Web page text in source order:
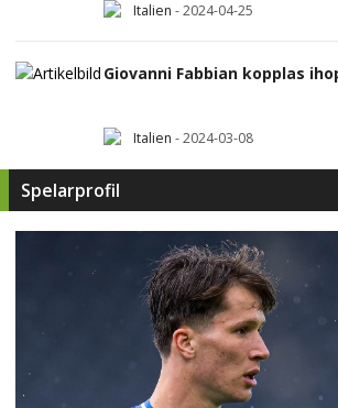
Italien -2024-04-25
Giovanni Fabbian kopplas
Italien -2024-03-08
Spelarprofil